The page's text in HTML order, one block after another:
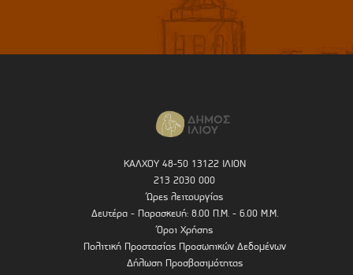
ΚΑΛΧΟΥ 48-50 13122 ΙΛΙΟΝ
213 2030 000
Ώρες λειτουργίας
Δευτέρα - Παρασκευή: 8.00 Π.Μ. - 6.00 Μ.Μ.
Όροι Χρήσης
Πολιτική Προστασίας Προσωπικών Δεδομένων
Δήλωση Προσβασιμότητας